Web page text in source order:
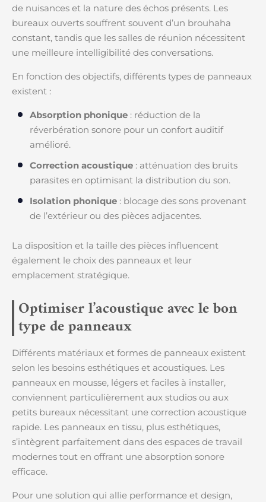
de nuisances et la nature des échos présents. Les
bureaux ouverts souffrent souvent d’un brouhaha
constant, tandis que les salles de réunion nécessitent
une meilleure intelligibilité des conversations.
En fonction des objectifs, différents types de panneaux
existent :
Absorption phonique : réduction de la
réverbération sonore pour un confort auditif
amélioré.
Correction acoustique : atténuation des bruits
parasites en optimisant la distribution du son.
Isolation phonique : blocage des sons provenant
de l’extérieur ou des pièces adjacentes.
La disposition et la taille des pièces influencent
également le choix des panneaux et leur
emplacement stratégique.
Optimiser l’acoustique avec le bon
type de panneaux
Différents matériaux et formes de panneaux existent
selon les besoins esthétiques et acoustiques. Les
panneaux en mousse, légers et faciles à installer,
conviennent particulièrement aux studios ou aux
petits bureaux nécessitant une correction acoustique
rapide. Les panneaux en tissu, plus esthétiques,
s’intègrent parfaitement dans des espaces de travail
modernes tout en offrant une absorption sonore
efficace.
Pour une solution qui allie performance et design,